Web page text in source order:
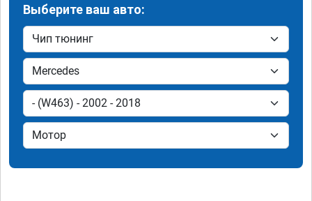
Выберите ваш авто: